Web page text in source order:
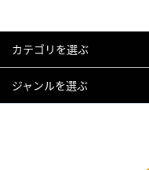
カテゴリを選ぶ
ジャンルを選ぶ